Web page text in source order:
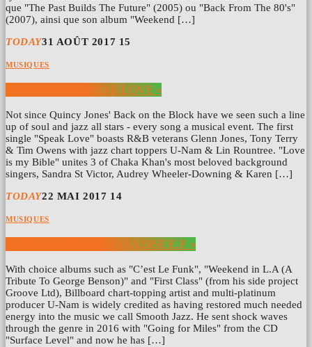
que "The Past Builds The Future" (2005) ou "Back From The 80's"
(2007), ainsi que son album "Weekend […]
TODAY31 AOÛT 2017 15
MUSIQUES
JAMES DAY « SPEAK LOVE »
Not since Quincy Jones' Back on the Block have we seen such a line
up of soul and jazz all stars - every song a musical event. The first
single "Speak Love" boasts R&B veterans Glenn Jones, Tony Terry
& Tim Owens with jazz chart toppers U-Nam & Lin Rountree. "Love
is my Bible" unites 3 of Chaka Khan's most beloved background
singers, Sandra St Victor, Audrey Wheeler-Downing & Karen […]
TODAY22 MAI 2017 14
MUSIQUES
U-NAM « GROOVE PARADISE E.P. »
With choice albums such as "C’est Le Funk", "Weekend in L.A (A
Tribute To George Benson)" and "First Class" (from his side project
Groove Ltd), Billboard chart-topping artist and multi-platinum
producer U-Nam is widely credited as having restored much needed
energy into the music we call Smooth Jazz. He sent shock waves
through the genre in 2016 with "Going for Miles" from the CD
"Surface Level" and now he has […]